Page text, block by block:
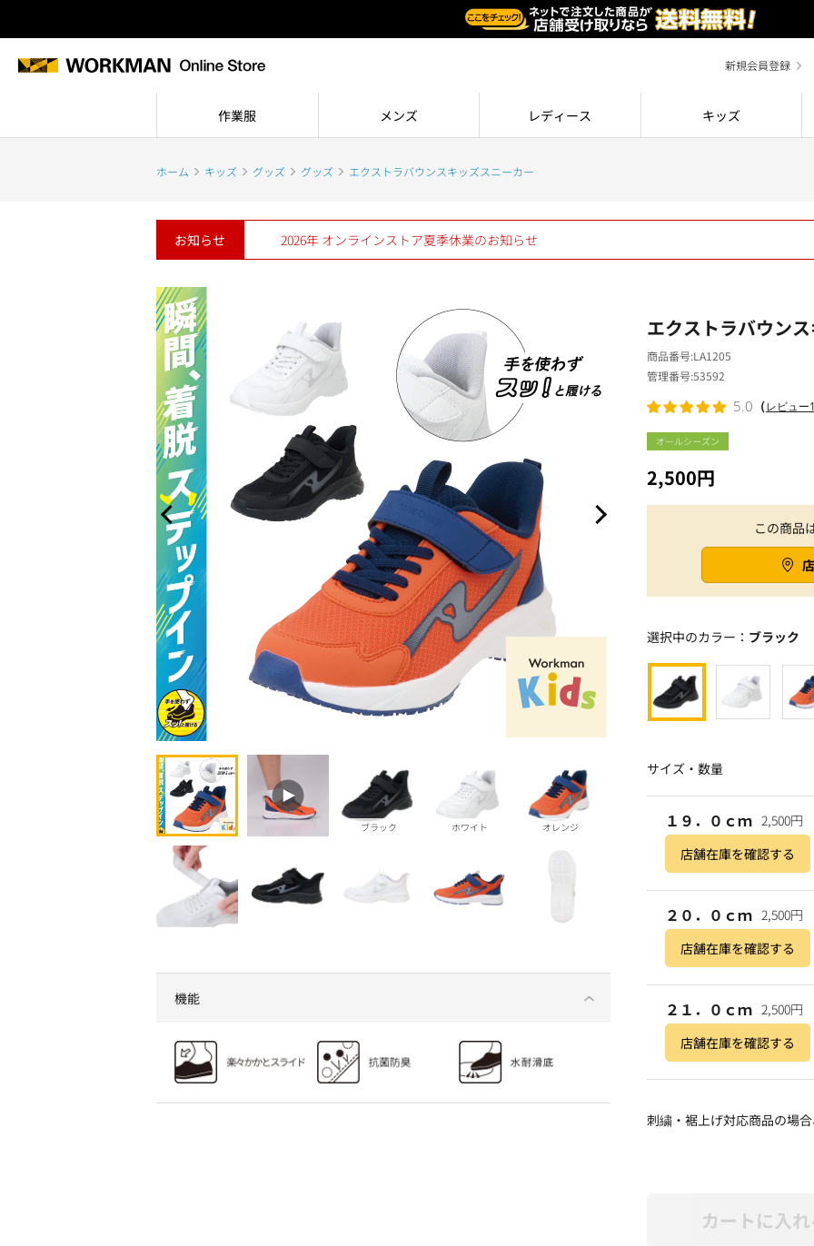
新規会員登録
作業服 メンズ レディース キッズ
ホーム キッズ グッズ グッズ エクストラバウンスキッズスニーカー
お知らせ 2026年 オンラインストア夏季休業のお知らせ
ブラック ホワイト オレンジ
機能
オールシーズン
この商品
エクストラバウン
2,500円
商品番号 LA1205
管理番号53592
5.0 （レビュー
選択中のカラー： ブラック
サイズ・数量
１９．０ｃｍ 2,500円
店舗在庫を確認する
２０．０ｃｍ 2,500円
店舗在庫を確認する
２１．０ｃｍ 2,500円
店舗在庫を確認する
刺繍・裾上げ対応商品の場
カートに入